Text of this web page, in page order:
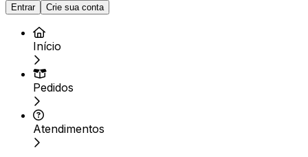
Entrar Crie sua conta
Início
Pedidos
Atendimentos